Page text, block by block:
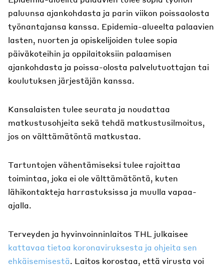
paluunsa ajankohdasta ja parin viikon poissaolosta
työnantajansa kanssa. Epidemia-alueelta palaavien
lasten, nuorten ja opiskelijoiden tulee sopia
päiväkoteihin ja oppilaitoksiin palaamisen
ajankohdasta ja poissa-olosta palvelutuottajan tai
koulutuksen järjestäjän kanssa.
Kansalaisten tulee seurata ja noudattaa
matkustusohjeita sekä tehdä matkustusilmoitus,
jos on välttämätöntä matkustaa.
Tartuntojen vähentämiseksi tulee rajoittaa
toimintaa, joka ei ole välttämätöntä, kuten
lähikontakteja harrastuksissa ja muulla vapaa-
ajalla.
Terveyden ja hyvinvoinninlaitos THL julkaisee
kattavaa tietoa koronaviruksesta ja ohjeita sen
ehkäisemisestä. Laitos korostaa, että virusta voi